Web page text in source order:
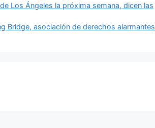
Los Ángeles la próxima semana, dicen las
Bridge, asociación de derechos alarmantes